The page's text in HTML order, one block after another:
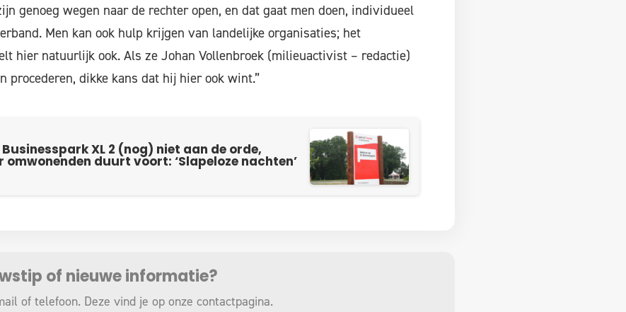
genoeg wegen naar de rechter open, en dat gaat men doen, individueel
Men kan ook hulp krijgen van landelijke organisaties; het
hier natuurlijk ook. Als ze Johan Vollenbroek (milieuactivist – redactie)
procederen, dikke kans dat hij hier ook wint.”
XL 2 (nog) niet aan de orde,
omwonenden duurt voort: ‘Slapeloze nachten’
of nieuwe informatie?
of telefoon. Deze vind je op onze contactpagina.